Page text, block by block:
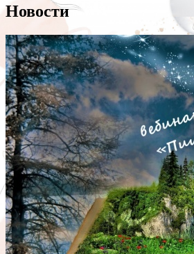
Новости